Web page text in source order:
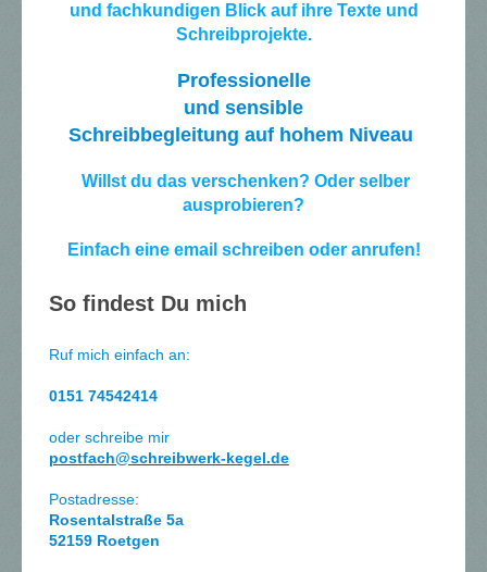
und fachkundigen Blick auf ihre Texte und
Schreibprojekte.
Professionelle
und sensible
Schreibbegleitung auf hohem Niveau
Willst du das verschenken? Oder selber
ausprobieren?
Einfach eine email schreiben oder anrufen!
So findest Du mich
Ruf mich einfach an:
0151 74542414
oder schreibe mir
postfach@schreibwerk-kegel.de
Postadresse:
Rosentalstraße 5a
52159 Roetgen